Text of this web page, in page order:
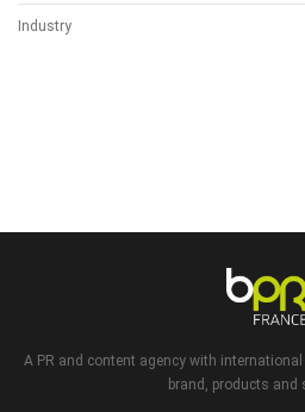
Industry
A PR and content agency with
brand, products and